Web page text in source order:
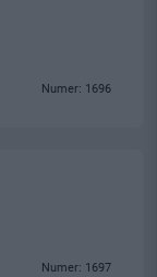
Numer: 1696
Numer: 1697